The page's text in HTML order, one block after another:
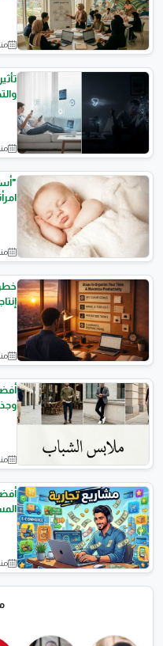
نصائح وثقافة
المقالات العامة
الصحة الإنجابية (الولادة)
منذ 3
نصائح وثقافة
منذ 3
الأناقة والموضة
منذ 4
مشاريع تجارية
منذ 4